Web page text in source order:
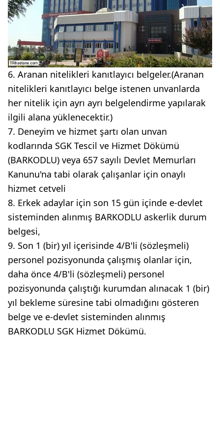
6. Aranan nitelikleri kanıtlayıcı belgeler.(Aranan
nitelikleri kanıtlayıcı belge istenen unvanlarda
her nitelik için ayrı ayrı belgelendirme yapılarak
ilgili alana yüklenecektir.)
7. Deneyim ve hizmet şartı olan unvan
kodlarında SGK Tescil ve Hizmet Dökümü
(BARKODLU) veya 657 sayılı Devlet Memurları
Kanunu'na tabi olarak çalışanlar için onaylı
hizmet cetveli
8. Erkek adaylar için son 15 gün içinde e-devlet
sisteminden alınmış BARKODLU askerlik durum
belgesi,
9. Son 1 (bir) yıl içerisinde 4/B'li (sözleşmeli)
personel pozisyonunda çalışmış olanlar için,
daha önce 4/B'li (sözleşmeli) personel
pozisyonunda çalıştığı kurumdan alınacak 1 (bir)
yıl bekleme süresine tabi olmadığını gösteren
belge ve e-devlet sisteminden alınmış
BARKODLU SGK Hizmet Dökümü.